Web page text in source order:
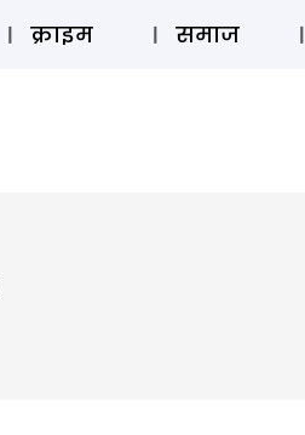
ऑडियो स्टोरी लॉग इन
क्राइम समाज